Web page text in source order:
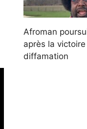
Afroman
après la
diffamation